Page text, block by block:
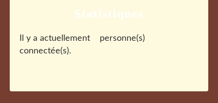
Statistiques
Il y a actuellement
personne(s)
connectée(s).